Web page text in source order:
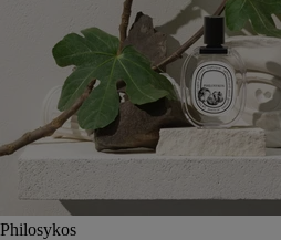
Philosykos